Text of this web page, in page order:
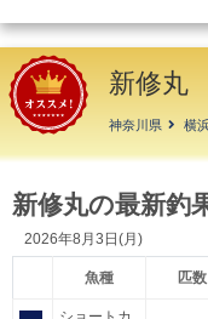
新修丸
神奈川県 横
新修丸の最新釣
2026年8月3日(月)
魚種 匹数